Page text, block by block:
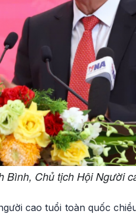
Bình, Chủ tịch Hội Người
cao tuổi toàn quốc